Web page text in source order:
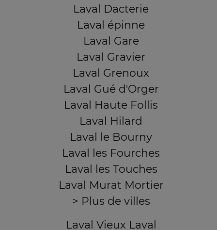
Laval Dacterie
Laval épinne
Laval Gare
Laval Gravier
Laval Grenoux
Laval Gué d'Orger
Laval Haute Follis
Laval Hilard
Laval le Bourny
Laval les Fourches
Laval les Touches
Laval Murat Mortier
> Plus de villes
Laval Vieux Laval